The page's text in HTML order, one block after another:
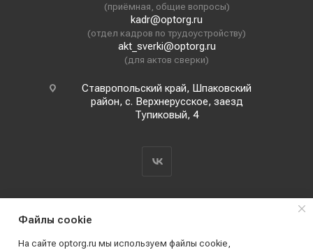
(приёмная, общие вопросы)
kadr@optorg.ru
(отдел кадров по трудоустройству)
akt_sverki@optorg.ru
(для актов сверки)
Ставропольский край, Шпаковский
район, с. Верхнерусское, заезд
Тупиковый, 4
Файлы cookie
На сайте optorg.ru мы используем файлы cookie,